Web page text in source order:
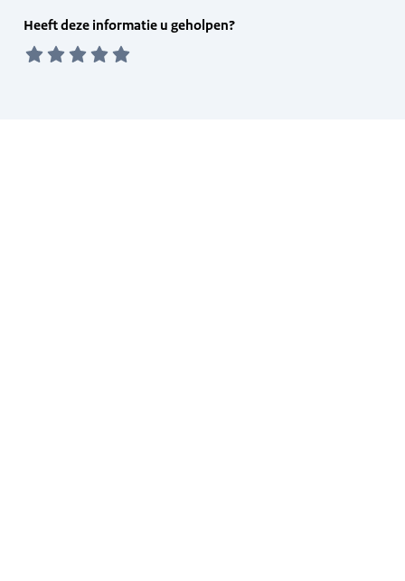
Feedback
form
Heeft deze informatie u geholpen?